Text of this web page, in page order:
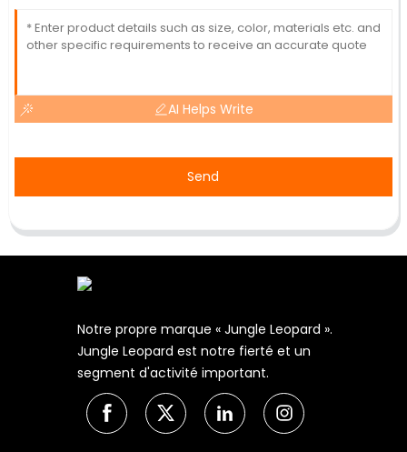
AI Helps Write
Send
Notre propre marque « Jungle Leopard ».
Jungle Leopard est notre fierté et un
segment d'activité important.